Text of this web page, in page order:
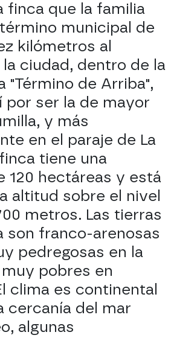
finca que la familia
municipal de
kilómetros al
ciudad, dentro de la
"Término de Arriba",
por ser la de mayor
y más
en el paraje de La
tiene una
120 hectáreas y está
altitud sobre el nivel
metros. Las tierras
son franco-arenosas
pedregosas en la
pobres en
clima es continental
cercanía del mar
algunas